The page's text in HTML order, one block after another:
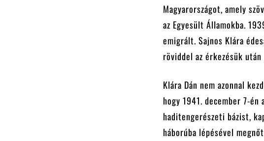
Magyarországot, amely
az Egyesült Államokba.
emigrált. Sajnos Klára
röviddel az érkezésük
Klára Dán nem azonnal
hogy 1941. december 7-
haditengerészeti bázist,
háborúba lépésével